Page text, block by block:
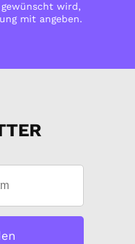
wird,
mit angeben.